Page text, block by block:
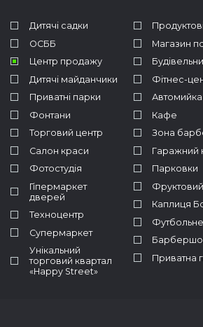
Дитячі садки
ОСББ
Центр продажу
Дитячі майданчики
Приватні парки
Фонтани
Торговий центр
Салон краси
Фотостудія
Гіпермаркет
дверей
Техноцентр
Супермаркет
Унікальний
торговий квартал
«Happy Street»
Магазин
Фітнес-
Автомийка
Кафе
Зона
Гаражний
Парковки
Каплиця
Приватна